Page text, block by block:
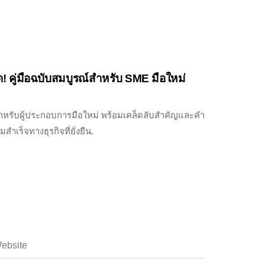
คู่มือฉบับสมบูรณ์สำหรับ SME มือใหม่
รับผู้ประกอบการมือใหม่ พร้อมเคล็ดลับสำคัญและคำ
สำเร็จทางธุรกิจที่ยั่งยืน.